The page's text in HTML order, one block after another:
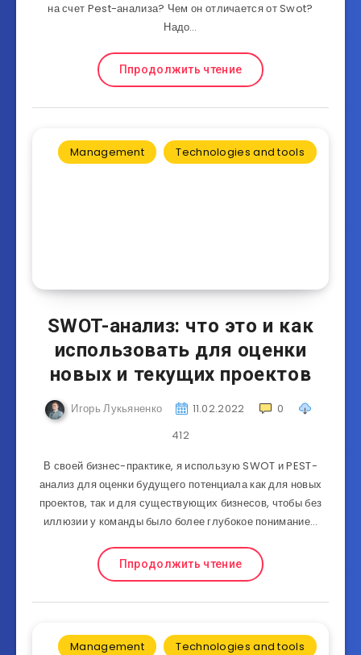
на счет Pest-анализа? Чем он отличается от Swot?
Надо…
Ппродолжить чтение
Management Technologies and tools
SWOT-анализ: что это и как
использовать для оценки
новых и текущих проектов
Игорь Лукьяненко 11.02.2022
0
412
В своей бизнес-практике, я использую SWOT и PEST-
анализ для оценки будущего потенциала как для новых
проектов, так и для существующих бизнесов, чтобы без
иллюзии у команды было более глубокое понимание…
Ппродолжить чтение
Management Technologies and tools